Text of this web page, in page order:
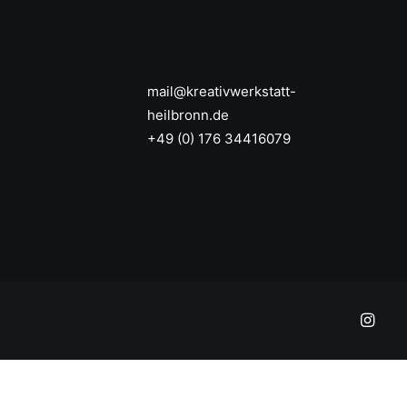
mail@kreativwerkstatt-
heilbronn.de
+49 (0) 176 34416079